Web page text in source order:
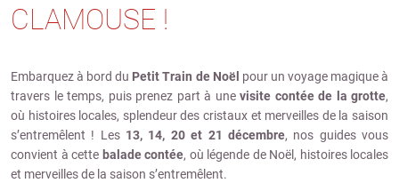
CLAMOUSE !
Embarquez à bord du Petit Train de Noël pour un voyage magique à
travers le temps, puis prenez part à une visite contée de la grotte,
où histoires locales, splendeur des cristaux et merveilles de la saison
s’entremêlent ! Les 13, 14, 20 et 21 décembre, nos guides vous
convient à cette balade contée, où légende de Noël, histoires locales
et merveilles de la saison s’entremêlent.